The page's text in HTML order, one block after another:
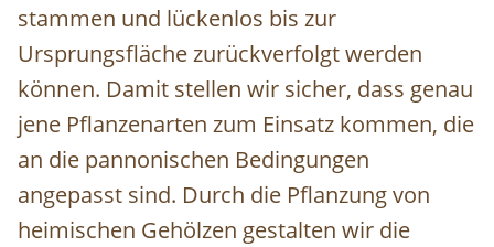
stammen und lückenlos bis zur
Ursprungsfläche zurückverfolgt werden
können. Damit stellen wir sicher, dass genau
jene Pflanzenarten zum Einsatz kommen, die
an die pannonischen Bedingungen
angepasst sind. Durch die Pflanzung von
heimischen Gehölzen gestalten wir die